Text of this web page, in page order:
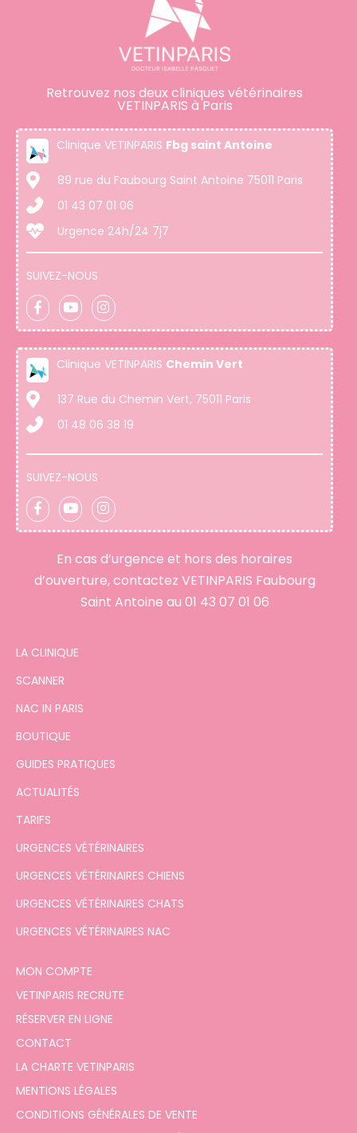
Retrouvez nos deux cliniques vétérinaires
VETINPARIS à Paris
Clinique VETINPARIS Fbg saint Antoine
89 rue du Faubourg Saint Antoine 75011 Paris
01 43 07 01 06
Urgence 24h/24 7j7
SUIVEZ-NOUS
Clinique VETINPARIS Chemin Vert
137 Rue du Chemin Vert, 75011 Paris
01 48 06 38 19
SUIVEZ-NOUS
En cas d’urgence et hors des horaires
d’ouverture, contactez VETINPARIS Faubourg
Saint Antoine au 01 43 07 01 06
LA CLINIQUE
SCANNER
NAC IN PARIS
BOUTIQUE
GUIDES PRATIQUES
ACTUALITÉS
TARIFS
URGENCES VÉTÉRINAIRES
URGENCES VÉTÉRINAIRES CHIENS
URGENCES VÉTÉRINAIRES CHATS
URGENCES VÉTÉRINAIRES NAC
MON COMPTE
VETINPARIS RECRUTE
RÉSERVER EN LIGNE
CONTACT
LA CHARTE VETINPARIS
MENTIONS LÉGALES
CONDITIONS GÉNÉRALES DE VENTE